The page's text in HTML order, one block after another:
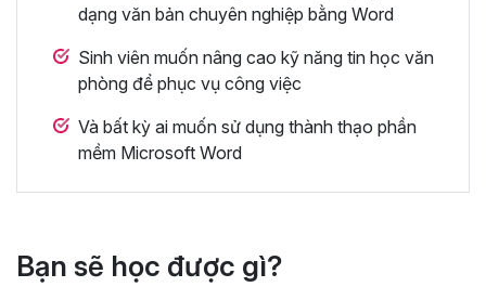
dạng văn bản chuyên nghiệp bằng Word
Sinh viên muốn nâng cao kỹ năng tin học văn
phòng để phục vụ công việc
Và bất kỳ ai muốn sử dụng thành thạo phần
mềm Microsoft Word
Bạn sẽ học được gì?